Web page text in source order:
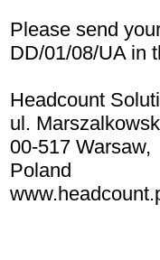
Please send
DD/01/08/UA in
Headcount
ul.
00-517 Warsaw,
Poland